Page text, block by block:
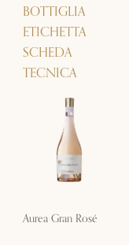
BOTTIGLIA
ETICHETTA
SCHEDA
TECNICA
Aurea Gran Rosé